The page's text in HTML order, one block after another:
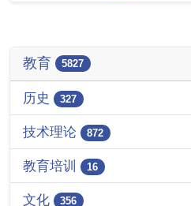
教育 5827
历史 327
技术理论 872
教育培训 16
文化 356